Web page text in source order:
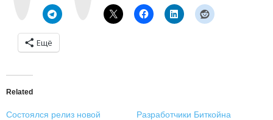
Ещё
Related
Состоялся релиз новой
Разработчики Биткойна